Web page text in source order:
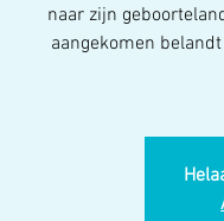
naar zijn
aangekomen